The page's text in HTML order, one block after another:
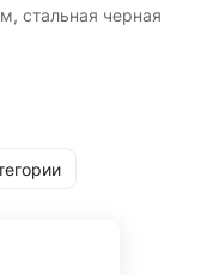
стальная черная